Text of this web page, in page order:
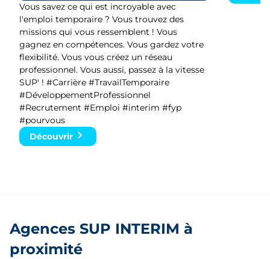
Vous savez ce qui est incroyable avec
l'emploi temporaire ? Vous trouvez des
missions qui vous ressemblent ! Vous
gagnez en compétences. Vous gardez votre
flexibilité. Vous vous créez un réseau
professionnel. Vous aussi, passez à la vitesse
SUP' ! #Carrière #TravailTemporaire
#DéveloppementProfessionnel
#Recrutement #Emploi #interim #fyp
#pourvous
Découvrir
Agences SUP INTERIM à
proximité